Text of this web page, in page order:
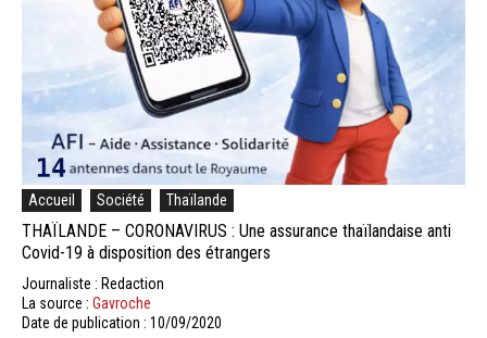
Accueil Société Thaïlande
THAÏLANDE – CORONAVIRUS : Une assurance thaïlandaise anti
Covid-19 à disposition des étrangers
Journaliste : Redaction
La source : Gavroche
Date de publication : 10/09/2020